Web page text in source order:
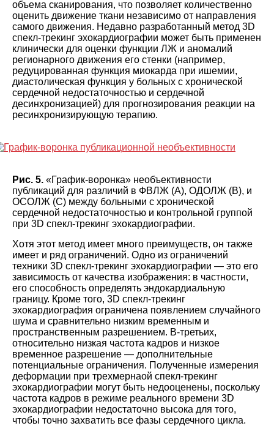
объема сканирования, что позволяет количественно
оценить движение ткани независимо от направления
самого движения. Недавно разработанный метод 3D
спекл-трекинг эхокардиографии может быть применен
клинически для оценки функции ЛЖ и аномалий
регионарного движения его стенки (например,
редуцированная функция миокарда при ишемии,
диастолическая функция у больных с хронической
сердечной недостаточностью и сердечной
десинхронизацией) для прогнозирования реакции на
ресинхронизирующую терапию.
Рис. 5. «График-воронка» необъективности
публикаций для различий в ФВЛЖ (А), ОДОЛЖ (В), и
ОСОЛЖ (С) между больными с хронической
сердечной недостаточностью и контрольной группой
при 3D спекл-трекинг эхокардиографии.
Хотя этот метод имеет много преимуществ, он также
имеет и ряд ограничений. Одно из ограничений
техники 3D спекл-трекинг эхокардиографии ― это его
зависимость от качества изображения: в частности,
его способность определять эндокардиальную
границу. Кроме того, 3D спекл-трекинг
эхокардиография ограничена появлением случайного
шума и сравнительно низким временным и
пространственным разрешением. В-третьих,
относительно низкая частота кадров и низкое
временное разрешение ― дополнительные
потенциальные ограничения. Полученные измерения
деформации при трехмернаой спекл-трекинг
эхокардиографии могут быть недооценены, поскольку
частота кадров в режиме реального времени 3D
эхокардиографии недостаточно высока для того,
чтобы точно захватить все фазы сердечного цикла.